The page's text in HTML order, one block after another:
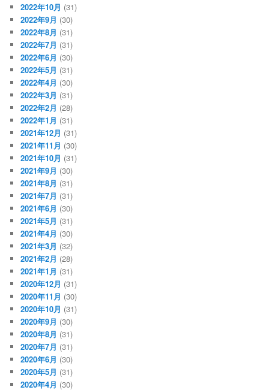
2022年10月 (31)
2022年9月 (30)
2022年8月 (31)
2022年7月 (31)
2022年6月 (30)
2022年5月 (31)
2022年4月 (30)
2022年3月 (31)
2022年2月 (28)
2022年1月 (31)
2021年12月 (31)
2021年11月 (30)
2021年10月 (31)
2021年9月 (30)
2021年8月 (31)
2021年7月 (31)
2021年6月 (30)
2021年5月 (31)
2021年4月 (30)
2021年3月 (32)
2021年2月 (28)
2021年1月 (31)
2020年12月 (31)
2020年11月 (30)
2020年10月 (31)
2020年9月 (30)
2020年8月 (31)
2020年7月 (31)
2020年6月 (30)
2020年5月 (31)
2020年4月 (30)